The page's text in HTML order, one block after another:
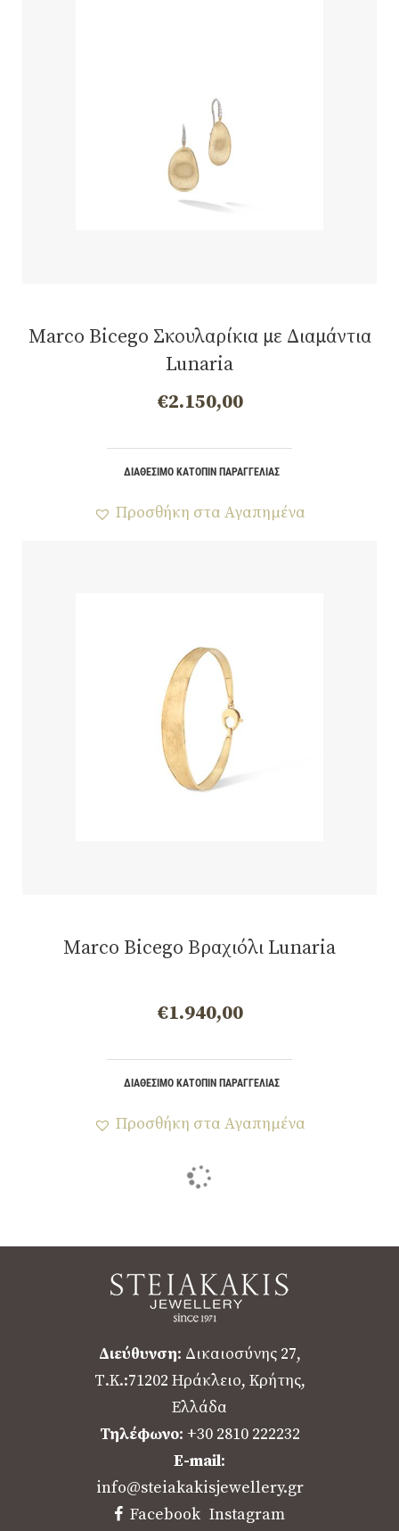
Marco Bicego Σκουλαρίκια με Διαμάντια
Lunaria
€2.150,00
ΔΙΑΘΈΣΙΜΟ ΚΑΤΌΠΙΝ ΠΑΡΑΓΓΕΛΊΑΣ
Προσθήκη στα Αγαπημένα
Marco Bicego Βραχιόλι Lunaria
€1.940,00
ΔΙΑΘΈΣΙΜΟ ΚΑΤΌΠΙΝ ΠΑΡΑΓΓΕΛΊΑΣ
Προσθήκη στα Αγαπημένα
Διεύθυνση: Δικαιοσύνης 27,
Τ.Κ.:71202 Ηράκλειο, Κρήτης,
Ελλάδα
Τηλέφωνο: +30 2810 222232
E-mail:
info@steiakakisjewellery.gr
Facebook Instagram